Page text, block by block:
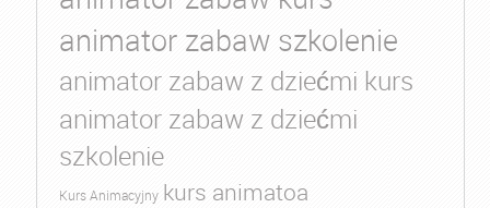
animator zabaw szkolenie
animator zabaw z dziećmi kurs
animator zabaw z dziećmi
szkolenie
Kurs Animacyjny kurs animatoa